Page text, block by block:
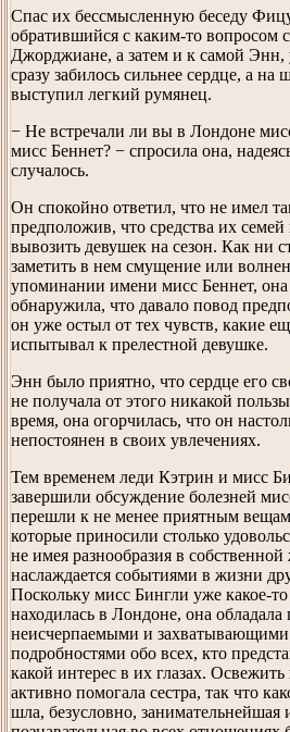
Спас их бессмысленную беседу
обратившийся с каким-то вопросом
Джорджиане, а затем и к самой Энн,
сразу забилось сильнее сердце, а на
выступил легкий румянец.
− Не встречали ли вы в Лондоне
мисс Беннет? − спросила она,
случалось.
Он спокойно ответил, что не имел
предположив, что средства их
вывозить девушек на сезон. Как ни
заметить в нем смущение или
упоминании имени мисс Беннет, она
обнаружила, что давало повод
он уже остыл от тех чувств, какие
испытывал к прелестной девушке.
Энн было приятно, что сердце его
не получала от этого никакой
время, она огорчилась, что он
непостоянен в своих увлечениях.
Тем временем леди Кэтрин и мисс
завершили обсуждение болезней
перешли к не менее приятным
которые приносили столько
не имея разнообразия в
наслаждается событиями в жизни
Поскольку мисс Бингли уже какое-
находилась в Лондоне, она обладала
неисчерпаемыми и захватывающими
подробностями обо всех, кто
какой интерес в их глазах. Освежить
активно помогала сестра, так что
шла, безусловно, занимательнейшая